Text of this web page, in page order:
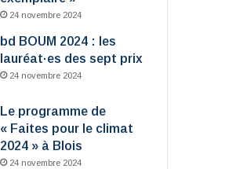
24 novembre 2024
bd BOUM 2024 : les
lauréat·es des sept prix
24 novembre 2024
Le programme de
« Faites pour le climat
2024 » à Blois
24 novembre 2024